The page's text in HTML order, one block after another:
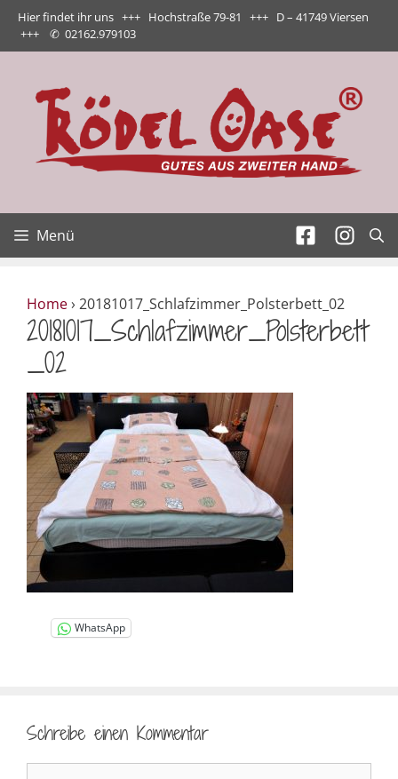
Zum
Inhalt
springen
Hier findet ihr uns +++ Hochstraße 79-81 +++ D – 41749 Viersen
+++ ✆ 02162.979103
Menü
Home› 20181017_Schlafzimmer_Polsterbett_02
20181017_Schlafzimmer_Polsterbett
_02
WhatsApp
Schreibe einen Kommentar